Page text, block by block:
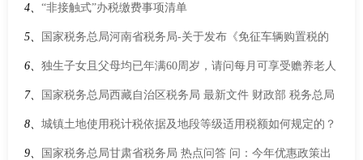
哪些货物可视同自产货物申报退(免)税？申报时应如何填写？
4、 “非接触式”办税缴费事项清单
5、 国家税务总局河南省税务局-关于发布《免征车辆购置税的
设有固定装置的非运输专用作业车辆目录》（第十九批）的公
告
6、 独生子女且父母均已年满60周岁，请问每月可享受赡养老人
专项附加扣除的标准是4000元吗？
7、 国家税务总局西藏自治区税务局 最新文件 财政部 税务总局
关于明确快递服务等增值税政策的公告
8、 城镇土地使用税计税依据及地段等级适用税额如何规定的？
9、 国家税务总局甘肃省税务局 热点问答 问：今年优惠政策出